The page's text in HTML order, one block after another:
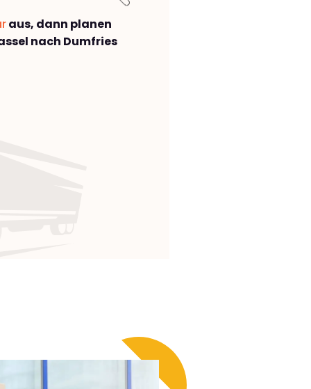
aus, dann planen
nach Dumfries